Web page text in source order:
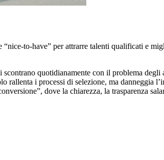
to-have” per attrarre talenti qualificati e
quotidianamente con il problema
i processi di selezione, ma danneggia
dove la chiarezza, la trasparenza